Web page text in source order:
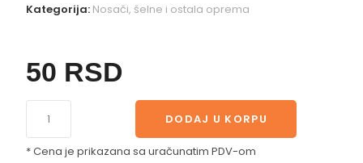
Kategorija: Nosači, šelne i ostala oprema
50 RSD
DODAJ U KORPU
* Cena je prikazana sa uračunatim PDV-om